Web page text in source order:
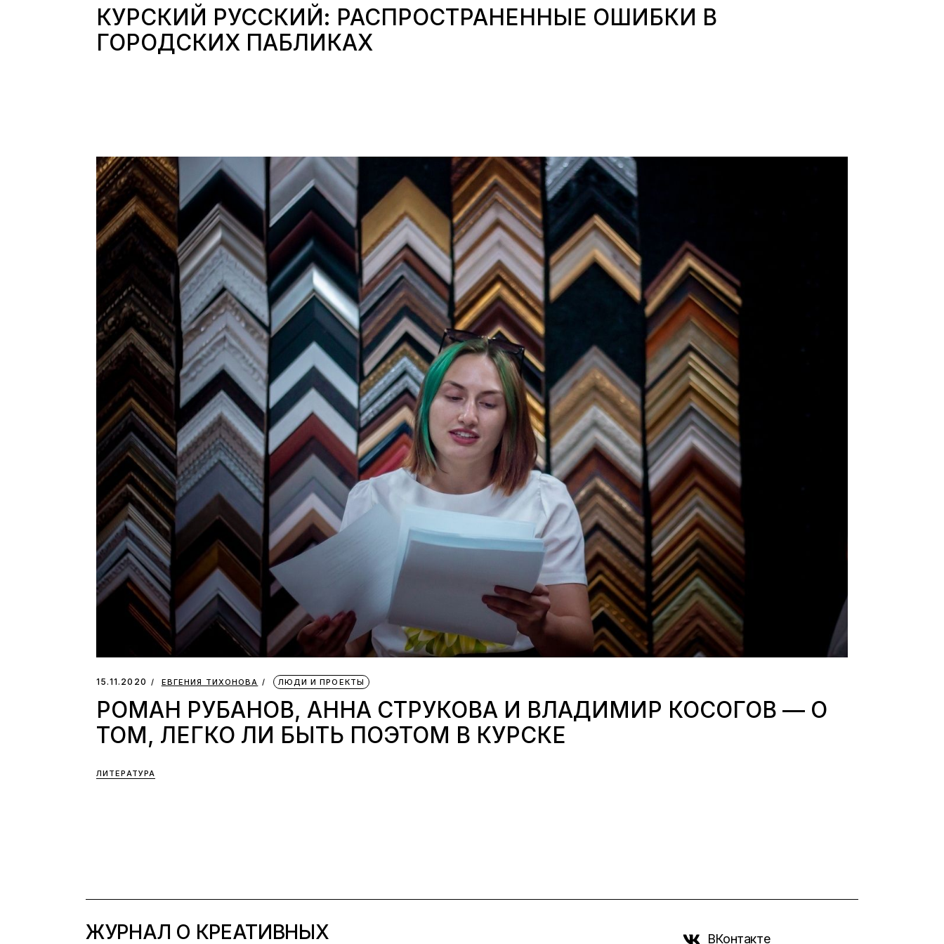
КУРСКИЙ РУССКИЙ: РАСПРОСТРАНЕННЫЕ ОШИБКИ В
ГОРОДСКИХ ПАБЛИКАХ
15.11.2020 ЕВГЕНИЯ ТИХОНОВА ЛЮДИ И ПРОЕКТЫ
РОМАН РУБАНОВ, АННА СТРУКОВА И ВЛАДИМИР КОСОГОВ — О
ТОМ, ЛЕГКО ЛИ БЫТЬ ПОЭТОМ В КУРСКЕ
ЛИТЕРАТУРА
ЖУРНАЛ О КРЕАТИВНЫХ
ВКонтакте